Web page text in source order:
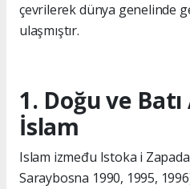
çevrilerek dünya genelinde
ulaşmıştır.
1. Doğu ve Batı
İslam
Islam između Istoka i
Saraybosna 1990, 1995,